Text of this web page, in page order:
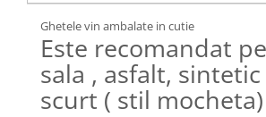
Ghetele vin ambalate in cutie
Este recomandat
sala , asfalt,
scurt ( stil mocheta)